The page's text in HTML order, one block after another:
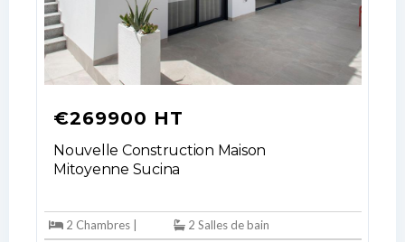
€269900 HT
Nouvelle Construction Maison
Mitoyenne Sucina
2 Chambres |
2 Salles de bain